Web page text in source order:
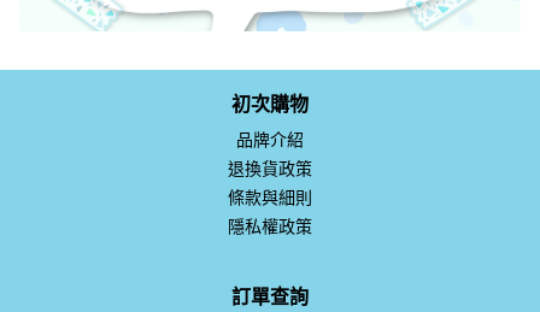
初次購物
品牌介紹
退換貨政策
條款與細則
隱私權政策
訂單查詢